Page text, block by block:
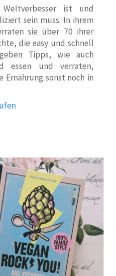
Weltverbesser ist und
sein muss. In ihrem
sie über 70 ihrer
die easy und schnell
Tipps, wie auch
essen und verraten,
Ernährung sonst noch in